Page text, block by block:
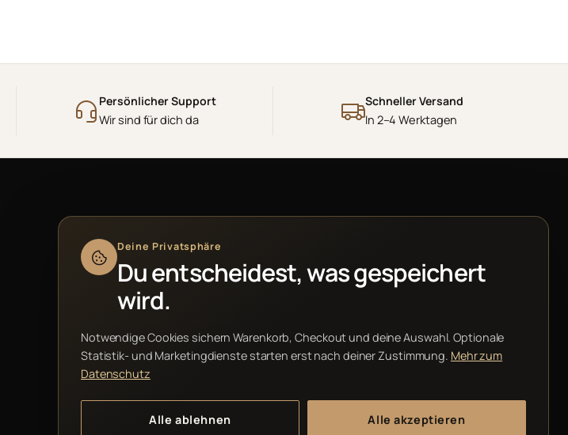
Persönlicher Support
Wir sind für dich da
Schneller Versand
In 2–4 Werktagen
Über uns
Nachhaltigkeit
News
Karriere
Kontakt
Datenschutz
Rückerstattung
Sitemap
Deine Privatsphäre
Du entscheidest, was gespeichert
wird.
Notwendige Cookies sichern Warenkorb, Checkout und deine Auswahl. Optionale
Statistik- und Marketingdienste starten erst nach deiner Zustimmung. Mehr zum
Datenschutz
Alle ablehnen Alle akzeptieren